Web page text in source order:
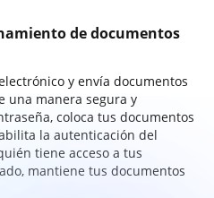
de documentos
y envía documentos
una manera segura y
coloca tus documentos
la autenticación del
tiene acceso a tus
mantiene tus documentos